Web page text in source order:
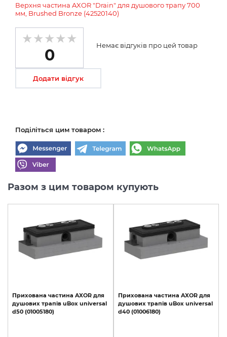
Верхня частина AXOR "Drain" для душового трапу 700
мм, Brushed Bronze (42520140)
0
Немає відгуків про цей товар
Додати відгук
Поділіться цим товаром :
Разом з цим товаром купують
Прихована частина AXOR для
душових трапів uBox universal
d50 (01005180)
Прихована частина AXOR для
душових трапів uBox universal
d40 (01006180)